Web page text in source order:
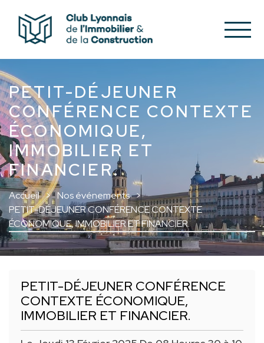
PETIT-DÉJEUNER
CONFÉRENCE CONTEXTE
ÉCONOMIQUE,
IMMOBILIER ET
FINANCIER.
Accueil
Nos événements
PETIT-DÉJEUNER CONFÉRENCE CONTEXTE
ÉCONOMIQUE, IMMOBILIER ET FINANCIER.
PETIT-DÉJEUNER CONFÉRENCE
CONTEXTE ÉCONOMIQUE,
IMMOBILIER ET FINANCIER.